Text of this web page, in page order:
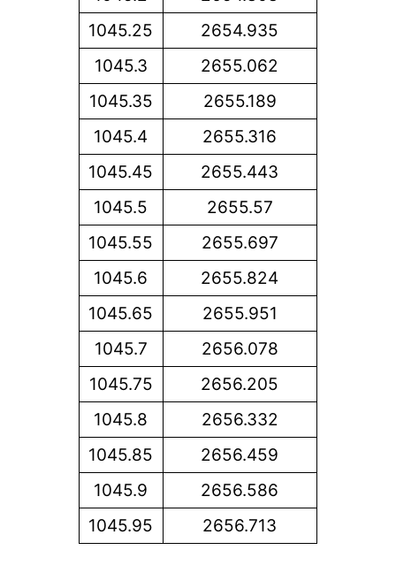
1045.25
2654.935
1045.3
2655.062
1045.35
2655.189
1045.4
2655.316
1045.45
2655.443
1045.5
2655.57
1045.55
2655.697
1045.6
2655.824
1045.65
2655.951
1045.7
2656.078
1045.75
2656.205
1045.8
2656.332
1045.85
2656.459
1045.9
2656.586
1045.95
2656.713